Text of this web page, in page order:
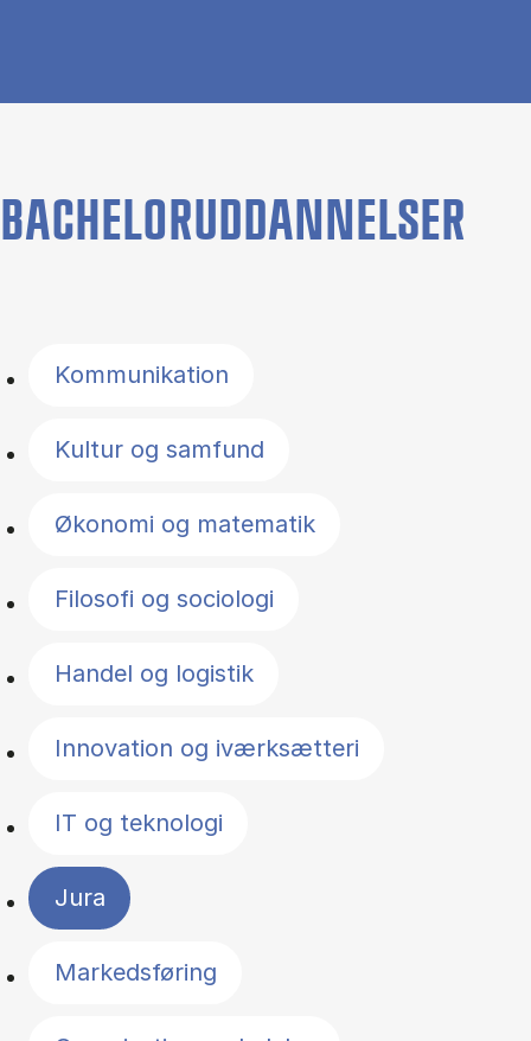
BACHELORUDDANNELSER
Kommunikation
Kultur og samfund
Økonomi og matematik
Filosofi og sociologi
Handel og logistik
Innovation og iværksætteri
IT og teknologi
Jura
Markedsføring